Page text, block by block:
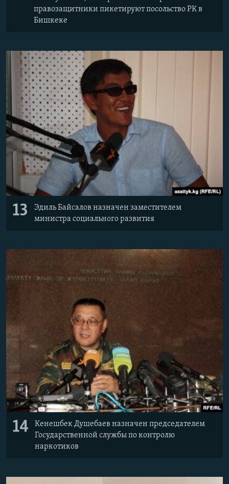
правозащитники пикетируют посольство РК в
Бишкеке
13
Эдиль Байсалов назначен заместителем
министра социального развития
14
Кенешбек Душебаев назначен председателем
Государственной службы по контролю
наркотиков